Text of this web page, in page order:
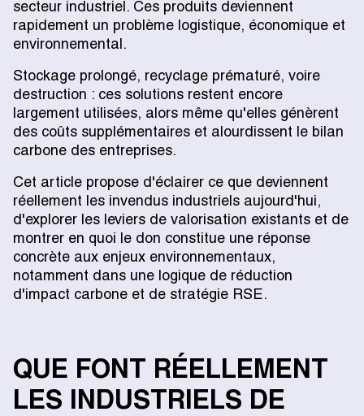
secteur industriel. Ces produits deviennent
rapidement un problème logistique, économique et
environnemental.
Stockage prolongé, recyclage prématuré, voire
destruction : ces solutions restent encore
largement utilisées, alors même qu'elles génèrent
des coûts supplémentaires et alourdissent le bilan
carbone des entreprises.
Cet article propose d'éclairer ce que deviennent
réellement les invendus industriels aujourd'hui,
d'explorer les leviers de valorisation existants et de
montrer en quoi le don constitue une réponse
concrète aux enjeux environnementaux,
notamment dans une logique de réduction
d'impact carbone et de stratégie RSE.
QUE FONT RÉELLEMENT
LES INDUSTRIELS DE